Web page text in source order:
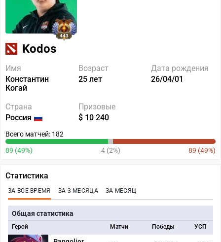
443
Kodos
Имя
Константин
Когай
Возраст
25 лет
Дата рождения
26/04/01
Страна
Россия
Призовые
$ 10 240
Всего матчей: 182
89 (49%) 4 (2%) 89 (49%)
Статистика
ЗА ВСЕ ВРЕМЯ ЗА 3 МЕСЯЦА ЗА МЕСЯЦ
Общая статистика
Герой Матчи Победы УСП